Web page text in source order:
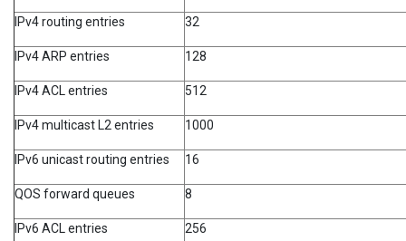
IPv4 routing entries 32
IPv4 ARP entries 128
IPv4 ACL entries 512
IPv4 multicast L2 entries 1000
IPv6 unicast routing entries 16
QOS forward queues 8
IPv6 ACL entries 256